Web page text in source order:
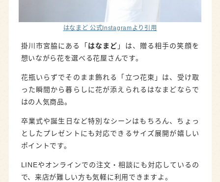
はなまど 公式Instagramより引用
掛川市宮脇にある「 はなまど 」は、贈る相手の笑顔を
想いながら花を選べる花屋さんです。
花瓶いらずでそのまま飾れる「立つ花束」は、受け取
った瞬間から暮らしに花が添えられるはなまどならで
はの人気商品。
卒業式や誕生日など特別なシーンはもちろん、ちょっ
としたプレゼントにも対応できるサイズ展開が嬉しい
ポイントです。
LINEやオンラインでの注文・相談にも対応しているの
で、来店が難しい方も気軽に利用できますよ。